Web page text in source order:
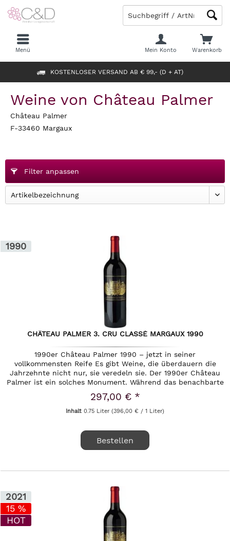
KOSTENLOSER VERSAND AB € 99,- (D + AT)
Warenkorb
Mein Konto
Menü
Weine von Château Palmer
Château Palmer
F-33460 Margaux
Filter anpassen
1990
CHÂTEAU PALMER 3. CRU CLASSÉ MARGAUX 1990
1990er Château Palmer 1990 – jetzt in seiner
vollkommensten Reife Es gibt Weine, die überdauern die
Jahrzehnte nicht nur, sie veredeln sie. Der 1990er Château
Palmer ist ein solches Monument. Während das benachbarte
Château Margaux oft...
297,00 € *
Inhalt0.75 Liter(396,00 € / 1 Liter)
Bestellen
2021
15 %
HOT